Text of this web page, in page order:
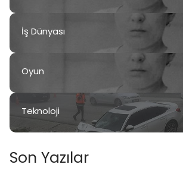
İş Dünyası
Oyun
Teknoloji
Son Yazılar